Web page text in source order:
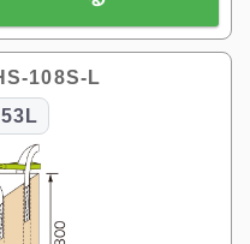
108S-L